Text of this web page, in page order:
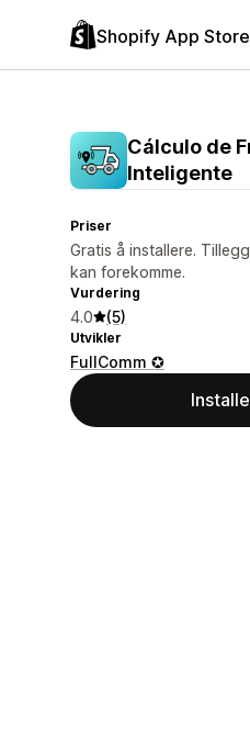
Shopify App Store
Cálculo de
Inteligente
Priser
Gratis å installere.
kan forekomme.
Vurdering
4.0 (5)
Utvikler
FullComm ✪